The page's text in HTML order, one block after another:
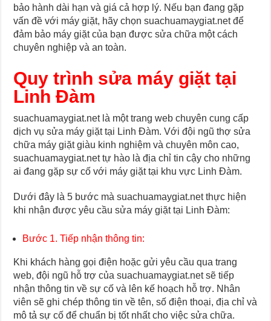
bảo hành dài hạn và giá cả hợp lý. Nếu bạn đang gặp
vấn đề với máy giặt, hãy chọn suachuamaygiat.net để
đảm bảo máy giặt của bạn được sửa chữa một cách
chuyên nghiệp và an toàn.
Quy trình sửa máy giặt tại
Linh Đàm
suachuamaygiat.net là một trang web chuyên cung cấp
dịch vụ sửa máy giặt tại Linh Đàm. Với đội ngũ thợ sửa
chữa máy giặt giàu kinh nghiệm và chuyên môn cao,
suachuamaygiat.net tự hào là địa chỉ tin cậy cho những
ai đang gặp sự cố với máy giặt tại khu vực Linh Đàm.
Dưới đây là 5 bước mà suachuamaygiat.net thực hiện
khi nhận được yêu cầu sửa máy giặt tại Linh Đàm:
Bước 1. Tiếp nhận thông tin:
Khi khách hàng gọi điện hoặc gửi yêu cầu qua trang
web, đội ngũ hỗ trợ của suachuamaygiat.net sẽ tiếp
nhận thông tin về sự cố và lên kế hoạch hỗ trợ. Nhân
viên sẽ ghi chép thông tin về tên, số điện thoại, địa chỉ và
mô tả sự cố để chuẩn bị tốt nhất cho việc sửa chữa.